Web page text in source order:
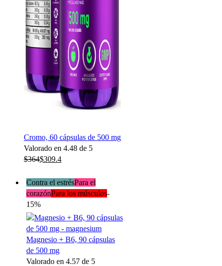
Cromo, 60 cápsulas de 500 mg
Valorado en 4.48 de 5
$364$309.4
Contra el estrésPara el
corazónPara los músculos-
15%
Magnesio + B6, 90 cápsulas
de 500 mg
Valorado en 4.57 de 5